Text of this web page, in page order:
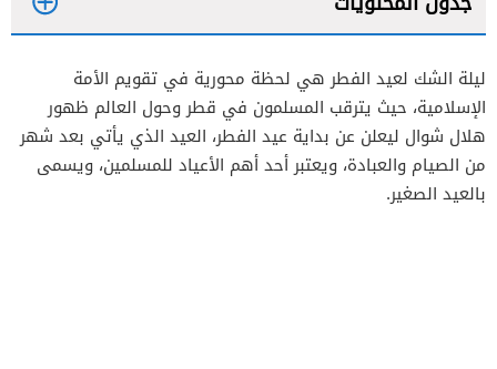
2
ليلة الشك لعيد الفطر هي لحظة محورية في تقويم الأمة
الإسلامية، حيث يترقب المسلمون في قطر وحول العالم ظهور
هلال شوال ليعلن عن بداية عيد الفطر، العيد الذي يأتي بعد شهر
من الصيام والعبادة، ويعتبر أحد أهم الأعياد للمسلمين، ويسمى
بالعيد الصغير.